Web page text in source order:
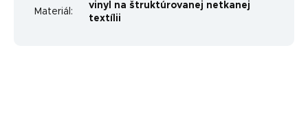
Materiál :
vinyl na štruktúrovanej netkanej
textílii